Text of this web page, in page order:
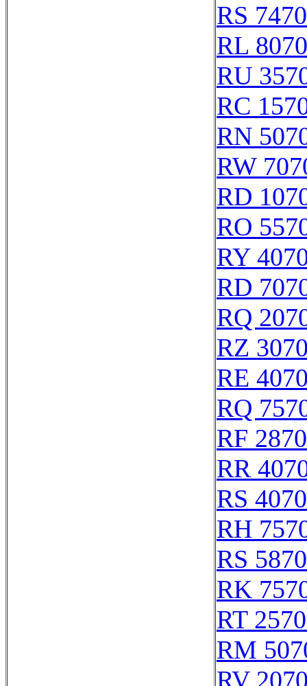
RS
RL
RU
RC
RN
RW
RD
RO
RY
RD
RQ
RZ
RE
RQ
RF
RR
RS
RH
RS
RK
RT
RM
RV